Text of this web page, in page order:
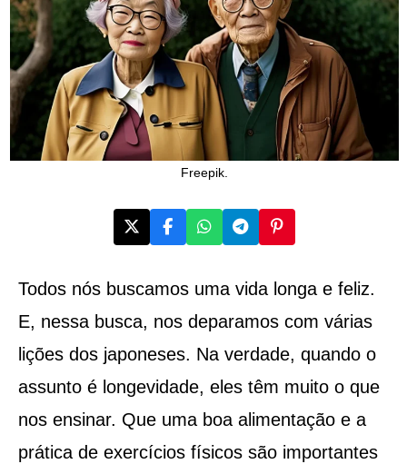
Freepik.
Todos nós buscamos uma vida longa e feliz.
E, nessa busca, nos deparamos com várias
lições dos japoneses. Na verdade, quando o
assunto é longevidade, eles têm muito o que
nos ensinar. Que uma boa alimentação e a
prática de exercícios físicos são importantes